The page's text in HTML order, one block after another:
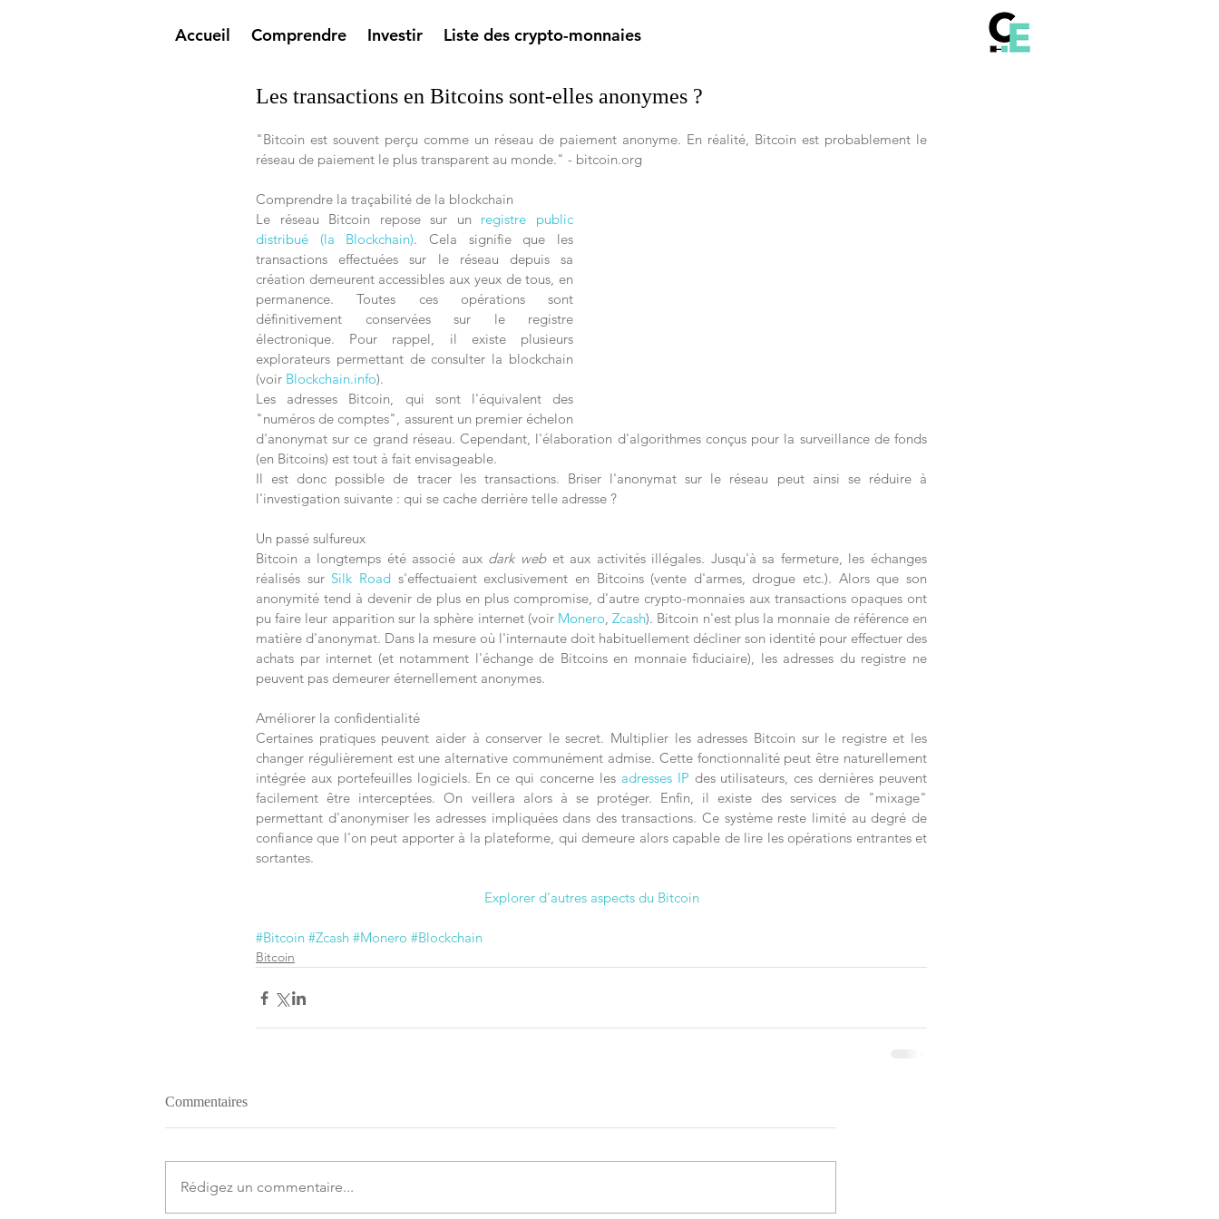
Accueil Comprendre Investir Liste des crypto-monnaies
Les transactions en Bitcoins sont-elles anonymes ?
"Bitcoin est souvent perçu comme un réseau de paiement anonyme. En réalité, Bitcoin est probablement le
réseau de paiement le plus transparent au monde." - bitcoin.org
Comprendre la traçabilité de la blockchain
Le réseau Bitcoin repose sur un registre public
distribué (la Blockchain). Cela signifie que les
transactions effectuées sur le réseau depuis sa
création demeurent accessibles aux yeux de tous, en
permanence. Toutes ces opérations sont
définitivement conservées sur le registre
électronique. Pour rappel, il existe plusieurs
explorateurs permettant de consulter la blockchain
(voir Blockchain.info).
Les adresses Bitcoin, qui sont l'équivalent des
"numéros de comptes", assurent un premier échelon
d'anonymat sur ce grand réseau. Cependant, l'élaboration d'algorithmes conçus pour la surveillance de fonds
(en Bitcoins) est tout à fait envisageable.
Il est donc possible de tracer les transactions. Briser l'anonymat sur le réseau peut ainsi se réduire à
l'investigation suivante : qui se cache derrière telle adresse ?
Un passé sulfureux
Bitcoin a longtemps été associé aux dark web et aux activités illégales. Jusqu'à sa fermeture, les échanges
réalisés sur Silk Road s'effectuaient exclusivement en Bitcoins (vente d'armes, drogue etc.). Alors que son
anonymité tend à devenir de plus en plus compromise, d'autre crypto-monnaies aux transactions opaques ont
pu faire leur apparition sur la sphère internet (voir Monero, Zcash). Bitcoin n'est plus la monnaie de référence en
matière d'anonymat. Dans la mesure où l'internaute doit habituellement décliner son identité pour effectuer des
achats par internet (et notamment l'échange de Bitcoins en monnaie fiduciaire), les adresses du registre ne
peuvent pas demeurer éternellement anonymes.
Améliorer la confidentialité
Certaines pratiques peuvent aider à conserver le secret. Multiplier les adresses Bitcoin sur le registre et les
changer régulièrement est une alternative communément admise. Cette fonctionnalité peut être naturellement
intégrée aux portefeuilles logiciels. En ce qui concerne les adresses IP des utilisateurs, ces dernières peuvent
facilement être interceptées. On veillera alors à se protéger. Enfin, il existe des services de "mixage"
permettant d'anonymiser les adresses impliquées dans des transactions. Ce système reste limité au degré de
confiance que l'on peut apporter à la plateforme, qui demeure alors capable de lire les opérations entrantes et
sortantes.
Explorer d'autres aspects du Bitcoin
#Bitcoin #Zcash #Monero #Blockchain
Bitcoin
Commentaires
Rédigez un commentaire...